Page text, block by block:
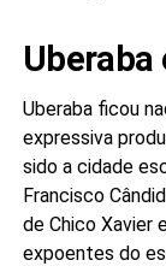
Uberaba
Uberaba ficou
expressiva
sido a cidade
Francisco
de Chico Xavier
expoentes do